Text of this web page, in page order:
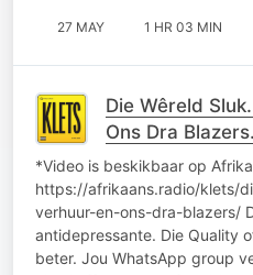
27 MAY 1 HR 03 MIN
Die Wêreld
Ons Dra Blazers.
*Video is beskikbaar op
https://afrikaans.radio/klets/
verhuur-en-ons-dra-blazers/
antidepressante. Die Quality
beter. Jou WhatsApp group